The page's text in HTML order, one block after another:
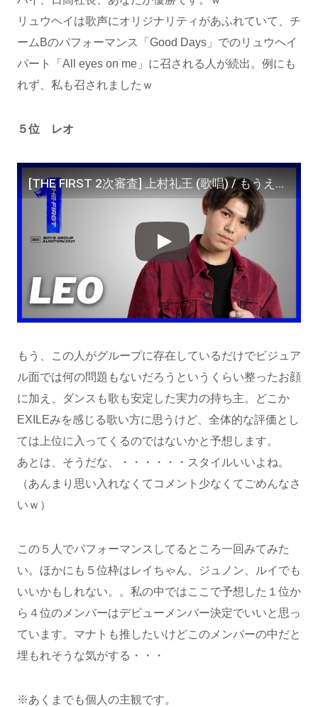
リュウヘイは歌声にオリジナリティがあふれていて、チ
ームBのパフォーマンス「Good Days」でのリュウヘイ
パート「All eyes on me」に召される人が続出。例にも
れず、私も召されましたｗ
５位 レオ
[THE FIRST 2次審査] 上村礼王 (歌唱) / もうええわ
もう、この人がグループに存在しているだけでビジュア
ル面では何の問題もないだろうというくらい整ったお顔
に加え、ダンスも歌も安定した実力の持ち主。どこか
EXILEみを感じる歌い方に思うけど、全体的な評価とし
ては上位に入ってくるのではないかと予想します。
あとは、そうだな、・・・・・・スタイルいいよね。
（あんまり思い入れなくてコメント少なくてごめんなさ
いｗ）
この５人でパフォーマンスしてるところ一回みてみた
い。ほかにも５位枠はレイちゃん、ジュノン、ルイでも
いいかもしれない。。私の中ではここで予想した１位か
ら４位のメンバーはデビューメンバー決定でいいと思っ
ています。マナトも推したいけどこのメンバーの中だと
埋もれそうな気がする・・・
※あくまでも個人の主観です。